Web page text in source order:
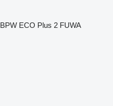
BPW ECO Plus 2 FUWA